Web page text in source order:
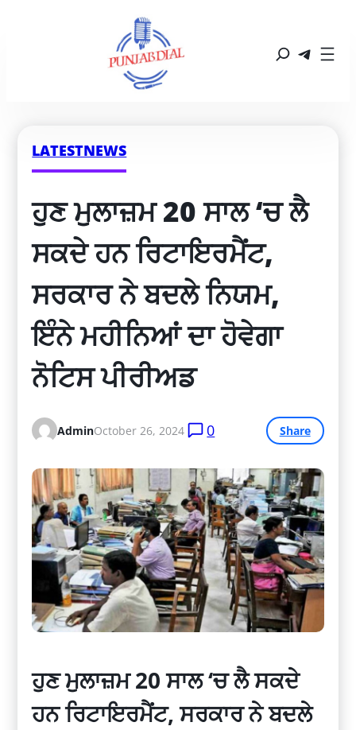
LATESTNEWS
ਹੁਣ ਮੁਲਾਜ਼ਮ 20 ਸਾਲ ‘ਚ ਲੈ
ਸਕਦੇ ਹਨ ਰਿਟਾਇਰਮੈਂਟ,
ਸਰਕਾਰ ਨੇ ਬਦਲੇ ਨਿਯਮ,
ਇੰਨੇ ਮਹੀਨਿਆਂ ਦਾ ਹੋਵੇਗਾ
ਨੋਟਿਸ ਪੀਰੀਅਡ
AdminOctober 26, 2024 0 Share
ਹੁਣ ਮੁਲਾਜ਼ਮ 20 ਸਾਲ ‘ਚ ਲੈ ਸਕਦੇ
ਹਨ ਰਿਟਾਇਰਮੈਂਟ, ਸਰਕਾਰ ਨੇ ਬਦਲੇ